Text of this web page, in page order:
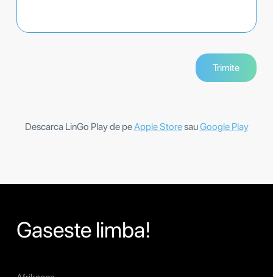
Descarca LinGo Play de peApple StoresauGoogle Play
Gaseste limba!